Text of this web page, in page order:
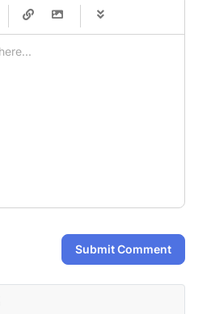
-
-
-
-
Submit Comment